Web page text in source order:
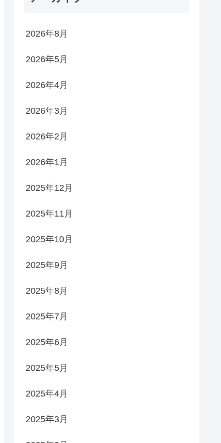
2026年8月
2026年5月
2026年4月
2026年3月
2026年2月
2026年1月
2025年12月
2025年11月
2025年10月
2025年9月
2025年8月
2025年7月
2025年6月
2025年5月
2025年4月
2025年3月